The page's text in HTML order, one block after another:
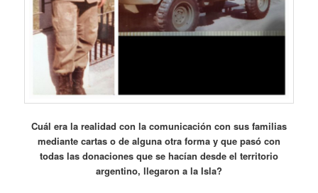
Cuál era la realidad con la comunicación con sus familias
mediante cartas o de alguna otra forma y que pasó con
todas las donaciones que se hacían desde el territorio
argentino, llegaron a la Isla?